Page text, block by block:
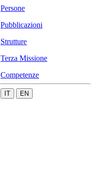
Persone
Pubblicazioni
Strutture
Terza Missione
Competenze
IT EN